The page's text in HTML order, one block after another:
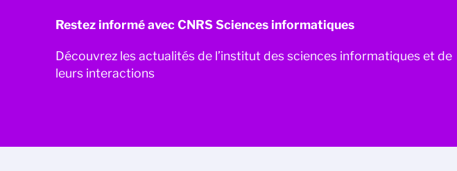
Restez informé avec CNRS Sciences informatiques
Découvrez les actualités de l’institut des sciences informatiques et de
leurs interactions